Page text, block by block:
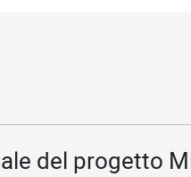
del progetto